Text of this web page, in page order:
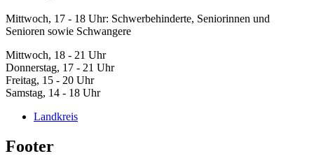
Mittwoch, 17 - 18 Uhr: Schwerbehinderte, Seniorinnen und
Senioren sowie Schwangere
Mittwoch, 18 - 21 Uhr
Donnerstag, 17 - 21 Uhr
Freitag, 15 - 20 Uhr
Samstag, 14 - 18 Uhr
Landkreis
Footer